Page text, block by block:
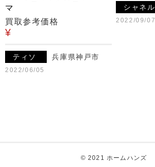
マ
買取参考価格
¥
ティソ 兵庫県神戸市
2022/06/05
シャネル
2022/09/07
© 2021 ホームハンズ